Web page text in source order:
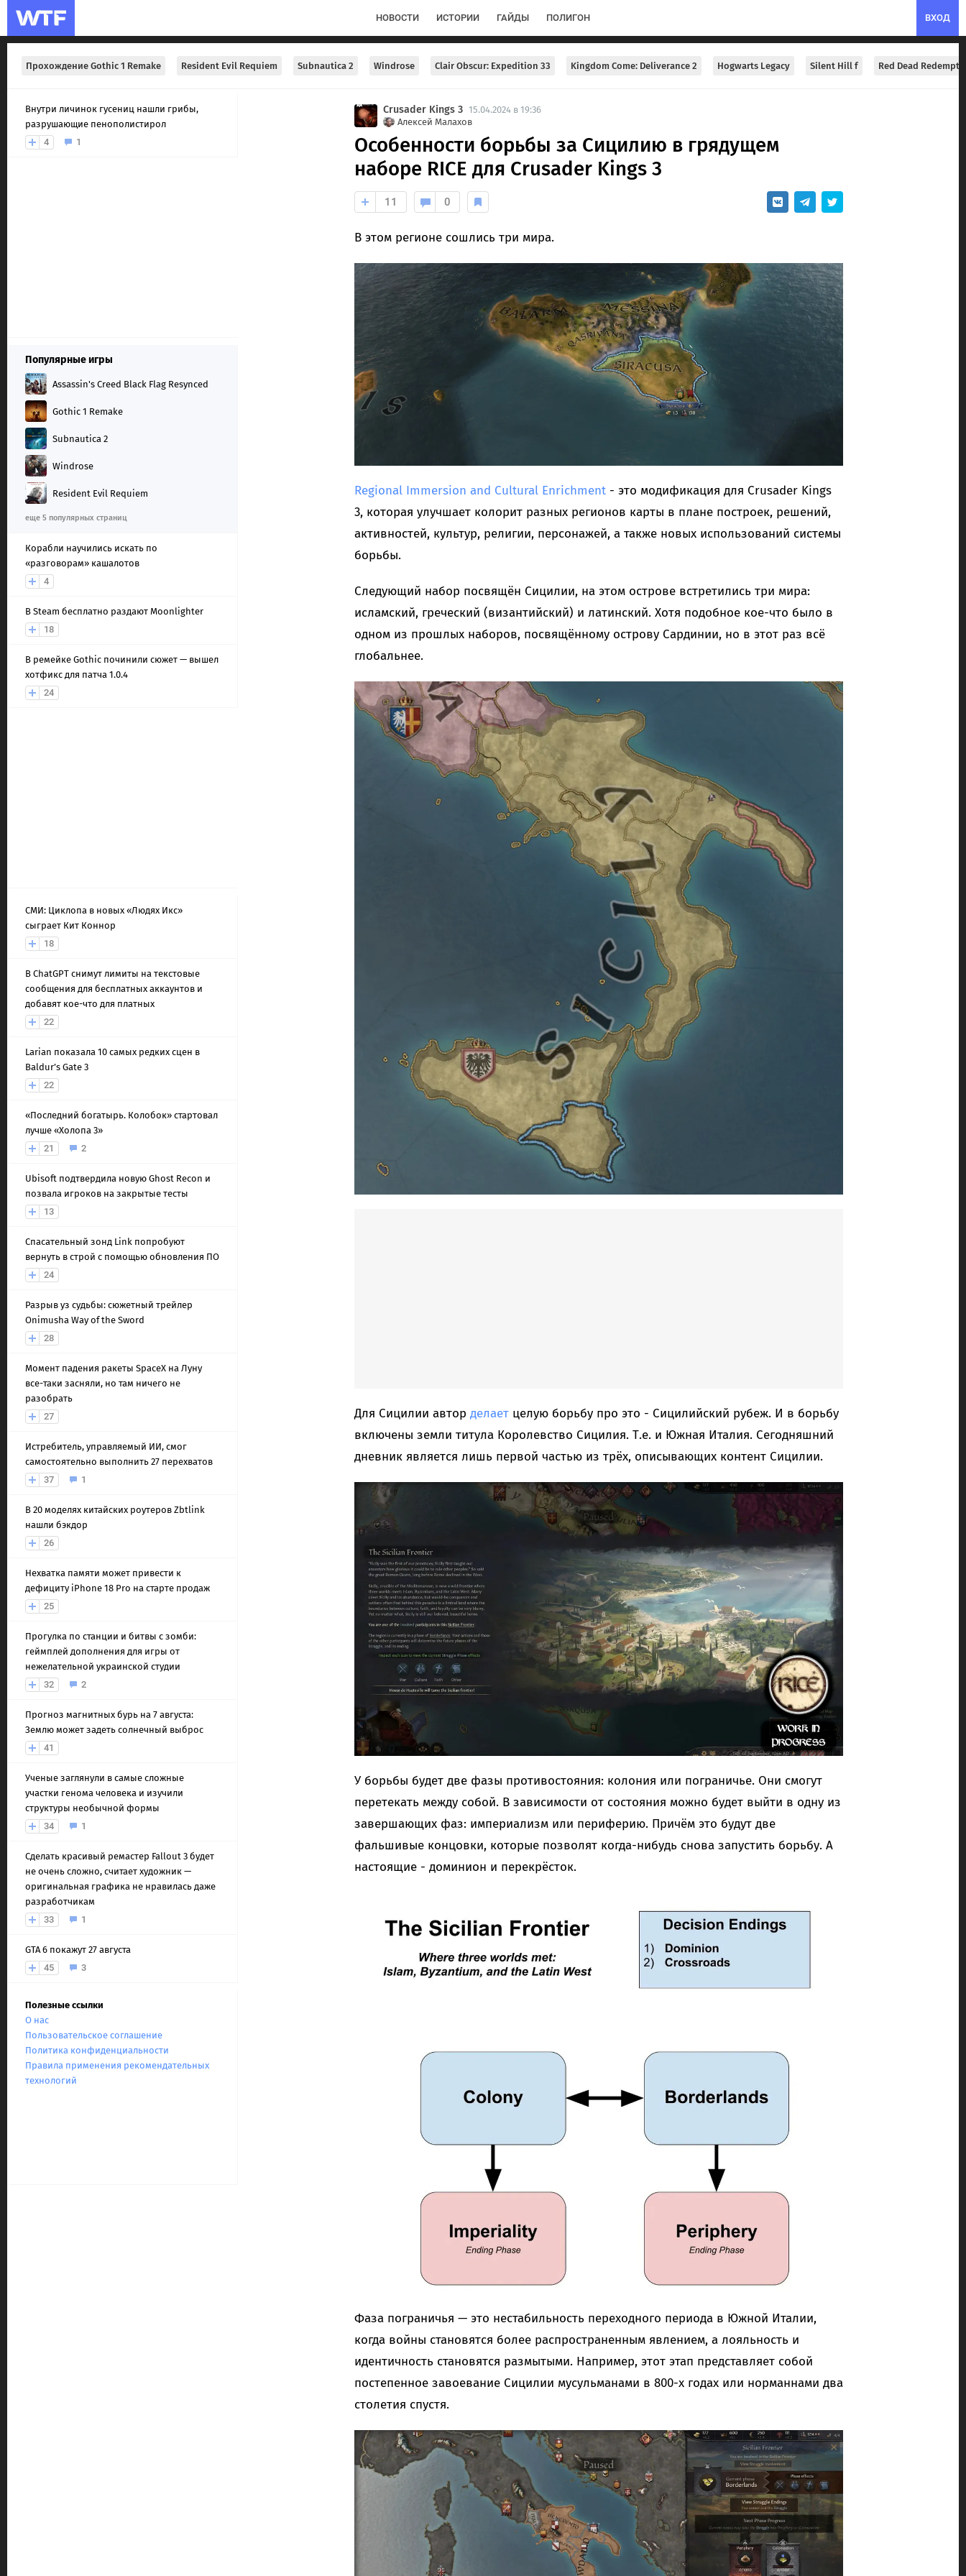
ВХОД
НОВОСТИ ИСТОРИИ ГАЙДЫ ПОЛИГОН
Прохождение Gothic 1 Remake Resident Evil Requiem Subnautica 2 Windrose Clair Obscur: Expedition 33 Kingdom Come: Deliverance 2 Hogwarts Legacy Silent Hill f Red Dead
Внутри личинок гусениц нашли грибы,
разрушающие пенополистирол
4
1
Популярные игры
Assassin's Creed Black Flag Resynced
Gothic 1 Remake
Subnautica 2
Windrose
Resident Evil Requiem
еще 5 популярных страниц
Корабли научились искать по
«разговорам» кашалотов
4
В Steam бесплатно раздают Moonlighter
18
В ремейке Gothic починили сюжет — вышел
хотфикс для патча 1.0.4
24
СМИ: Циклопа в новых «Людях Икс»
сыграет Кит Коннор
18
В ChatGPT снимут лимиты на текстовые
сообщения для бесплатных аккаунтов и
добавят кое-что для платных
22
Larian показала 10 самых редких сцен в
Baldur’s Gate 3
22
«Последний богатырь. Колобок» стартовал
лучше «Холопа 3»
21
2
Ubisoft подтвердила новую Ghost Recon и
позвала игроков на закрытые тесты
13
Спасательный зонд Link попробуют
вернуть в строй с помощью обновления ПО
24
Разрыв уз судьбы: сюжетный трейлер
Onimusha Way of the Sword
28
Момент падения ракеты SpaceX на Луну
все-таки засняли, но там ничего не
разобрать
27
Истребитель, управляемый ИИ, смог
самостоятельно выполнить 27 перехватов
37
1
В 20 моделях китайских роутеров Zbtlink
нашли бэкдор
26
Нехватка памяти может привести к
дефициту iPhone 18 Pro на старте продаж
25
Прогулка по станции и битвы с зомби:
геймплей дополнения для игры от
нежелательной украинской студии
32
2
Прогноз магнитных бурь на 7 августа:
Землю может задеть солнечный выброс
41
Ученые заглянули в самые сложные
участки генома человека и изучили
структуры необычной формы
34
1
Сделать красивый ремастер Fallout 3 будет
не очень сложно, считает художник —
оригинальная графика не нравилась даже
разработчикам
33
1
GTA 6 покажут 27 августа
45
3
Полезные ссылки
О нас
Пользовательское соглашение
Политика конфиденциальности
Правила применения рекомендательных
технологий
Crusader Kings 3
15.04.2024 в 19:36
Алексей Малахов
Особенности борьбы за Сицилию в грядущем
наборе RICE для Crusader Kings 3
11 0
В этом регионе сошлись три мира.
Regional Immersion and Cultural Enrichment- это модификация для Crusader Kings
3, которая улучшает колорит разных регионов карты в плане построек, решений,
активностей, культур, религии, персонажей, а также новых использований системы
борьбы.
Следующий набор посвящён Сицилии, на этом острове встретились три мира:
исламский, греческий (византийский) и латинский. Хотя подобное кое-что было в
одном из прошлых наборов, посвящённому острову Сардинии, но в этот раз всё
глобальнее.
Для Сицилии автор делаетцелую борьбу про это - Сицилийский рубеж. И в борьбу
включены земли титула Королевство Сицилия. Т.е. и Южная Италия. Сегодняшний
дневник является лишь первой частью из трёх, описывающих контент Сицилии.
У борьбы будет две фазы противостояния: колония или пограничье. Они смогут
перетекать между собой. В зависимости от состояния можно будет выйти в одну из
завершающих фаз: империализм или периферию. Причём это будут две
фальшивые концовки, которые позволят когда-нибудь снова запустить борьбу. А
настоящие - доминион и перекрёсток.
Фаза пограничья — это нестабильность переходного периода в Южной Италии,
когда войны становятся более распространенным явлением, а лояльность и
идентичность становятся размытыми. Например, этот этап представляет собой
постепенное завоевание Сицилии мусульманами в 800-х годах или норманнами два
столетия спустя.